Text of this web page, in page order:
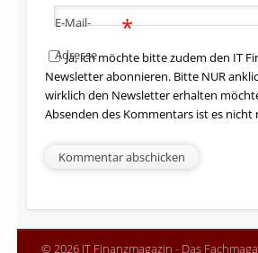
E-Mail-
Adresse
*
Ja, ich möchte bitte zudem den IT
Newsletter abonnieren. Bitte NUR
wirklich den Newsletter erhalten
Absenden des Kommentars ist es nicht
© 2026 IT Finanzmagazin - Das